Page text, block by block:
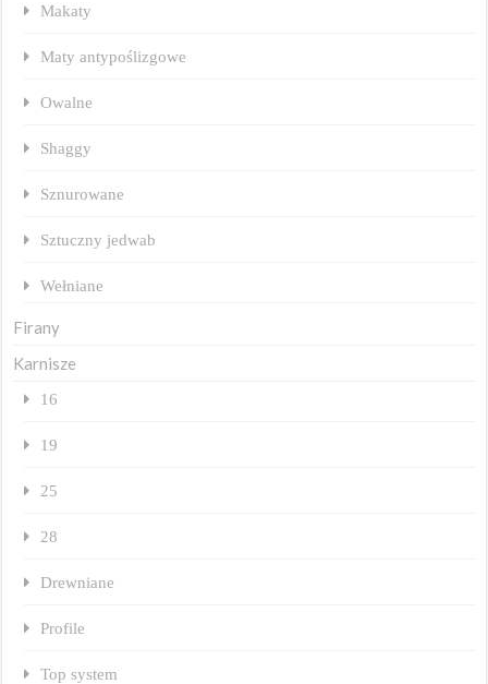
Makaty
Maty antypoślizgowe
Owalne
Shaggy
Sznurowane
Sztuczny jedwab
Wełniane
Firany
Karnisze
16
19
25
28
Drewniane
Profile
Top system